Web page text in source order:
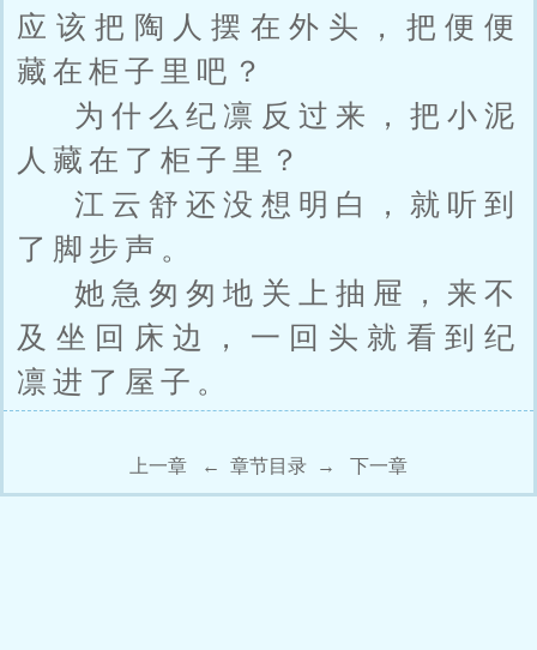
应该把陶人摆在外头，把便便
藏在柜子里吧？
为什么纪凛反过来，把小泥
人藏在了柜子里？
江云舒还没想明白，就听到
了脚步声。
她急匆匆地关上抽屉，来不
及坐回床边，一回头就看到纪
凛进了屋子。
上一章 ← 章节目录 → 下一章